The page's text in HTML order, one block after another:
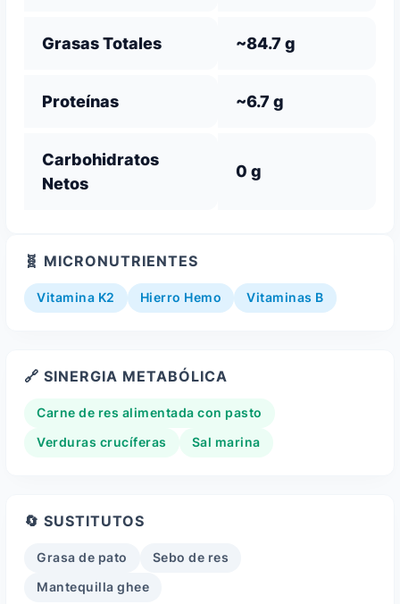
Grasas Totales ~84.7 g
Proteínas ~6.7 g
Carbohidratos
Netos
0 g
🧬 MICRONUTRIENTES
Vitamina K2 Hierro Hemo Vitaminas B
🔗 SINERGIA METABÓLICA
Carne de res alimentada con pasto
Verduras crucíferas Sal marina
🔄 SUSTITUTOS
Grasa de pato Sebo de res
Mantequilla ghee